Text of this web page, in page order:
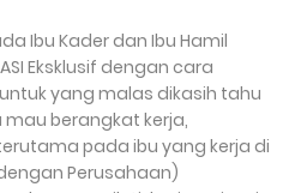
Ibu Kader dan Ibu Hamil
Eksklusif dengan cara
yang malas dikasih tahu
berangkat kerja,
pada ibu yang kerja di
Perusahaan)